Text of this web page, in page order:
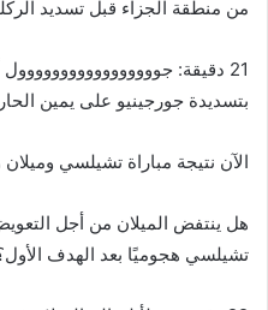
من منطقة الجزاء قبل تسديد
21 دقيقة:
بتسديدة جورجينيو على يمين
الآن نتيجة مباراة تشيلسي وميلان
هل ينتفض الميلان من أجل
تشيلسي هجوميًا بعد الهدف